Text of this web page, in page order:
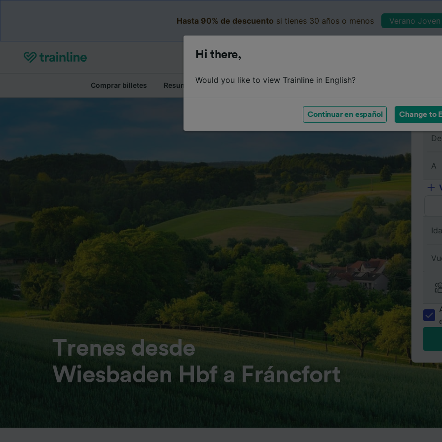
Hasta 90% de descuento si tienes 30 años o menos Verano
Comprar billetes Resumen del viaje Horarios Clases Servicios a bordo
Trenes desde
Wiesbaden Hbf a Fráncfort
De
A
Ida
Hi there,
Would you like to view Trainline in English?
Continuar en español Change to